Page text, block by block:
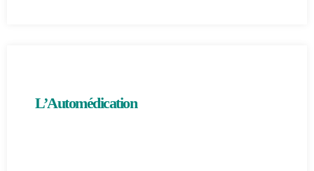
L’Automédication